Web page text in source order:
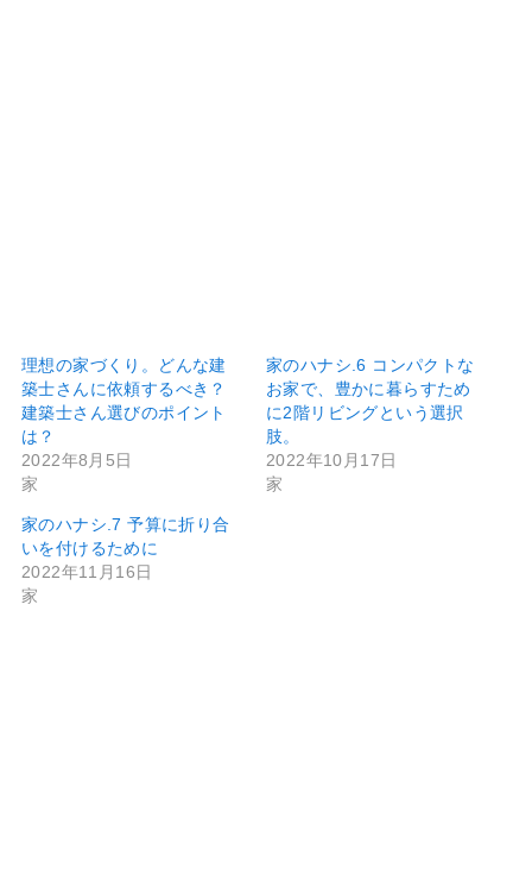
理想の家づくり。どんな建
築士さんに依頼するべき？
建築士さん選びのポイント
は？
2022年8月5日
家
家のハナシ.6 コンパクトな
お家で、豊かに暮らすため
に2階リビングという選択
肢。
2022年10月17日
家
家のハナシ.7 予算に折り合
いを付けるために
2022年11月16日
家